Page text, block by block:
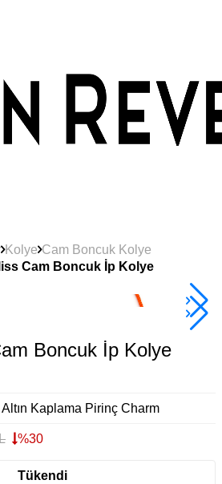
Kolye Cam Boncuk Kolye
Cam Boncuk İp Kolye
Boncuk İp Kolye
Kaplama Pirinç Charm
%30
Tükendi